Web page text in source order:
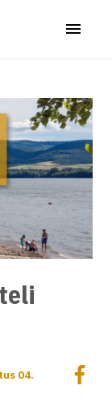
Menü
04.